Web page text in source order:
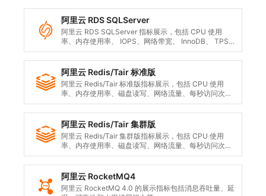
阿里云 RDS SQLServer
阿里云 RDS SQLServer 指标展示，包括 CPU 使用
率、内存使用率、 IOPS、网络带宽、 InnoDB、 TPS、
QPS 等。
阿里云 Redis/Tair 标准版
阿里云 Redis/Tair 标准版指标展示，包括 CPU 使用
率、内存使用率、磁盘读写、网络流量、每秒访问次数
等。
阿里云 Redis/Tair 集群版
阿里云 Redis/Tair 集群版指标展示，包括 CPU 使用
率、内存使用率、磁盘读写、网络流量、每秒访问次数
等。
阿里云 RocketMQ4
阿里云 RocketMQ 4.0 的展示指标包括消息吞吐量、延